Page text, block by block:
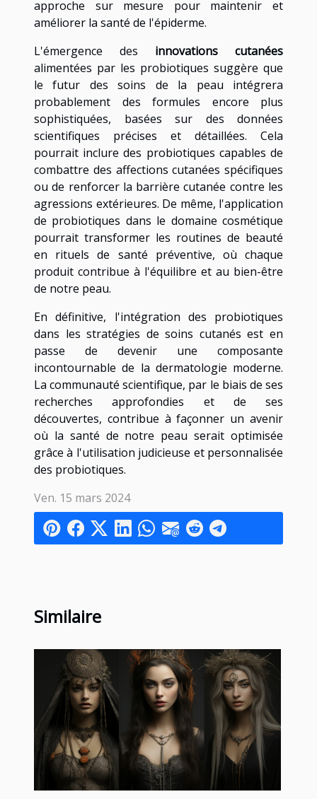
approche sur mesure pour maintenir et
améliorer la santé de l'épiderme.
L'émergence des innovations cutanées
alimentées par les probiotiques suggère que
le futur des soins de la peau intégrera
probablement des formules encore plus
sophistiquées, basées sur des données
scientifiques précises et détaillées. Cela
pourrait inclure des probiotiques capables de
combattre des affections cutanées spécifiques
ou de renforcer la barrière cutanée contre les
agressions extérieures. De même, l'application
de probiotiques dans le domaine cosmétique
pourrait transformer les routines de beauté
en rituels de santé préventive, où chaque
produit contribue à l'équilibre et au bien-être
de notre peau.
En définitive, l'intégration des probiotiques
dans les stratégies de soins cutanés est en
passe de devenir une composante
incontournable de la dermatologie moderne.
La communauté scientifique, par le biais de ses
recherches approfondies et de ses
découvertes, contribue à façonner un avenir
où la santé de notre peau serait optimisée
grâce à l'utilisation judicieuse et personnalisée
des probiotiques.
Ven. 15 mars 2024
Similaire